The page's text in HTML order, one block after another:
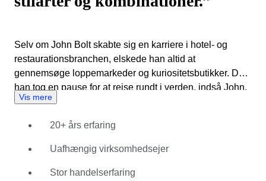
Selv om John Bolt skabte sig en karriere i hotel- og
restaurationsbranchen, elskede han altid at
gennemsøge loppemarkeder og kuriositetsbutikker. Da
han tog en pause for at rejse rundt i verden, indså John,
at han var klar til at forfølge en ny karriere. Hjemme i
specialiseret i indonesiske møbler fra kolonitiden. Til
belysning i sin butik brugte John Bolt hollandske
Da lamperne begyndte at sælge bedre end hans møbler,
Vis mere
20+ års erfaring
Uafhængig virksomhedsejer
Stor handelserfaring